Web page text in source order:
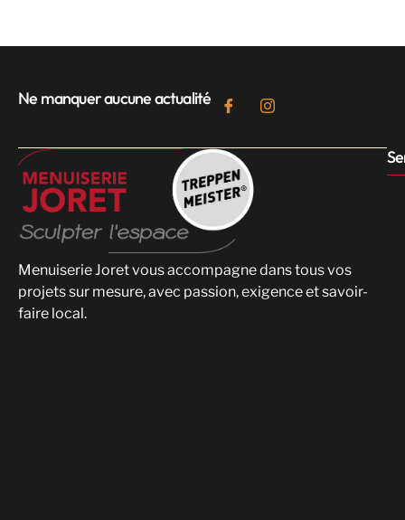
Ne manquer aucune actualité
Menuiserie Joret vous accompagne dans tous vos
projets sur mesure, avec passion, exigence et savoir-
faire local.